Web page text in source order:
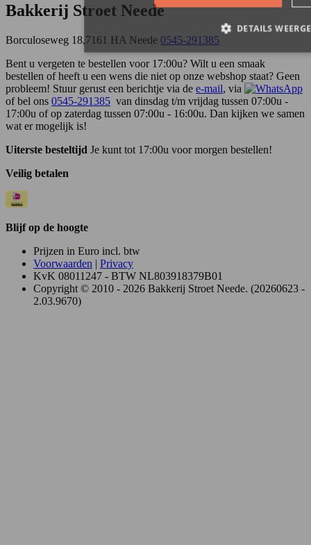
Bakkerij Stroet Neede
Borculoseweg 18,7161 HA Neede 0545-291385
Bent u vergeten te bestellen voor 17:00u? Wilt u een smaak
bestellen of heeft u een wens die niet op onze webshop staat? Geen
probleem! Stuur gerust een berichtje via de e-mail, via
of bel ons 0545-291385 van dinsdag t/m vrijdag tussen 07:00u -
17:00u of op zaterdag tussen 07:00u - 16:00u. Dan kijken we samen
wat er mogelijk is!
Uiterste besteltijd Je kunt tot 17:00u voor morgen bestellen!
Veilig betalen
Blijf op de hoogte
Prijzen in Euro incl. btw
Voorwaarden | Privacy
KvK 08011247 - BTW NL803918379B01
Copyright © 2010 - 2026 Bakkerij Stroet Neede. (20260623 -
2.03.9670)